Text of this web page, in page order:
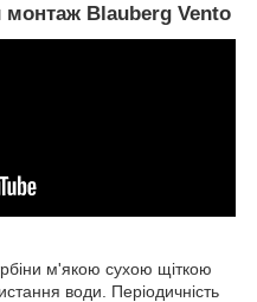
монтаж Blauberg Vento
м'якою сухою щіткою
води. Періодичність